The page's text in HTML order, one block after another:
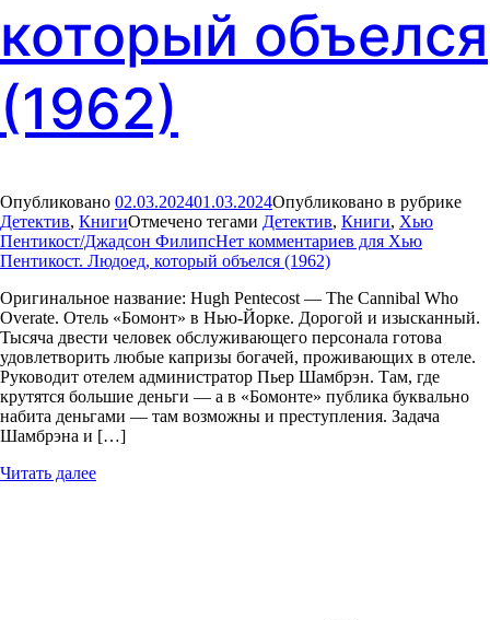
который объелся
(1962)
Опубликовано 02.03.202401.03.2024Опубликовано в рубрике
Детектив, КнигиОтмечено тегами Детектив, Книги, Хью
Пентикост/Джадсон ФилипсНет комментариев для Хью
Пентикост. Людоед, который объелся (1962)
Оригинальное название: Hugh Pentecost — The Cannibal Who
Overate. Отель «Бомонт» в Нью-Йорке. Дорогой и изысканный.
Тысяча двести человек обслуживающего персонала готова
удовлетворить любые капризы богачей, проживающих в отеле.
Руководит отелем администратор Пьер Шамбрэн. Там, где
крутятся большие деньги — а в «Бомонте» публика буквально
набита деньгами — там возможны и преступления. Задача
Шамбрэна и […]
Читать далее